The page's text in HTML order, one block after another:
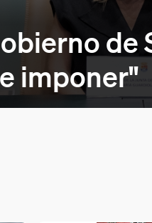
de
imponer"